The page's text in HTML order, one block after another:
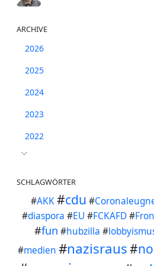
ARCHIVE
2026
2025
2024
2023
2022
SCHLAGWÖRTER
#AKK #cdu #
#diaspora #EU #FCKAFD#
#fun #hubzilla #
#medien #nazisraus#